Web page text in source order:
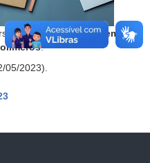
dePós-Graduação em
.
05/2023).